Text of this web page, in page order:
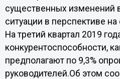
существенных изменений
ситуации в перспективе
На третий квартал 2019
конкурентоспособности,
предполагают по 9,3%
руководителей.Об этом